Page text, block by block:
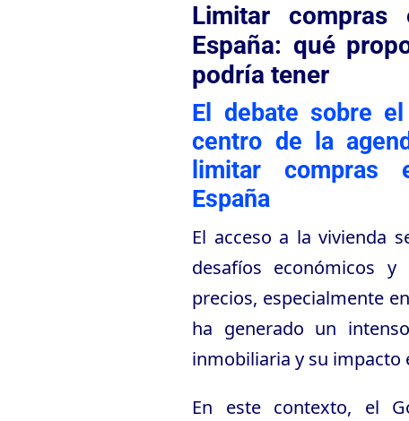
Limitar compras
España: qué
podría tener
El debate sobre
centro de la
limitar compras
España
El acceso a la vivienda
desafíos económicos
precios, especialmente
ha generado un
inmobiliaria y su impacto
En este contexto, el